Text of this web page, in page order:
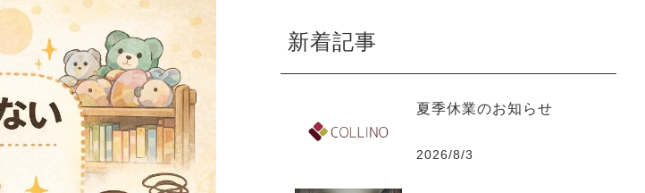
新着記事
夏季休業のお知らせ
2026/8/3